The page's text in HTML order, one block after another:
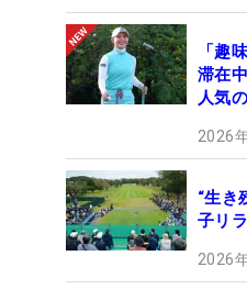
「趣
滞在
人気
2026
“生き
子リ
2026